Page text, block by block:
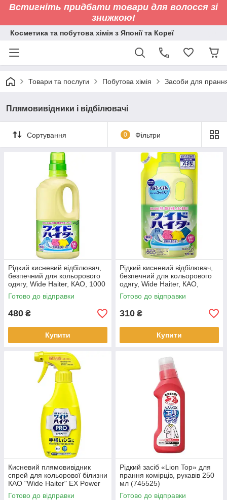
Встигніть придбати товари для волосся зі
знижкою!
Косметика та побутова хімія з Японії та Кореї
Товари та послуги Побутова хімія Засоби для
Плямовивідники і відбілювачі
Сортування 0 Фільтри
Рідкий кисневий відбілювач,
безпечний для кольорового
одягу, Wide Haiter, КАО, 1000
мл
Готово до відправки
480 ₴
Купити
Рідкий кисневий відбілювач,
безпечний для кольорового
одягу, Wide Haiter, КАО,
змінний блок 720 мл
Готово до відправки
310 ₴
Купити
Кисневий плямовивідник
спрей для кольорової білизни
КАО "Wide Haiter" EX Power
300 мл (259349)
Готово до відправки
Рідкий засіб «Lion Top» для
прання комірців, рукавів 250
мл (745525)
Готово до відправки